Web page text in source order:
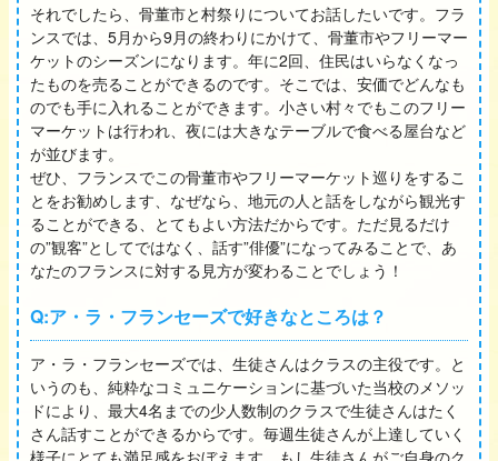
それでしたら、骨董市と村祭りについてお話したいです。フラ
ンスでは、5月から9月の終わりにかけて、骨董市やフリーマー
ケットのシーズンになります。年に2回、住民はいらなくなっ
たものを売ることができるのです。そこでは、安価でどんなも
のでも手に入れることができます。小さい村々でもこのフリー
マーケットは行われ、夜には大きなテーブルで食べる屋台など
が並びます。
ぜひ、フランスでこの骨董市やフリーマーケット巡りをするこ
とをお勧めします、なぜなら、地元の人と話をしながら観光す
ることができる、とてもよい方法だからです。ただ見るだけ
の”観客”としてではなく、話す”俳優”になってみることで、あ
なたのフランスに対する見方が変わることでしょう！
Q:ア・ラ・フランセーズで好きなところは？
ア・ラ・フランセーズでは、生徒さんはクラスの主役です。と
いうのも、純粋なコミュニケーションに基づいた当校のメソッ
ドにより、最大4名までの少人数制のクラスで生徒さんはたく
さん話すことができるからです。毎週生徒さんが上達していく
様子にとても満足感をおぼえます。もし生徒さんがご自身のク